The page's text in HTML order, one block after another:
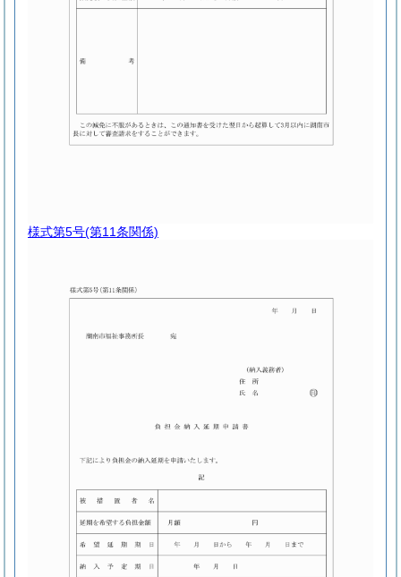
様式第5号(第11条関係)